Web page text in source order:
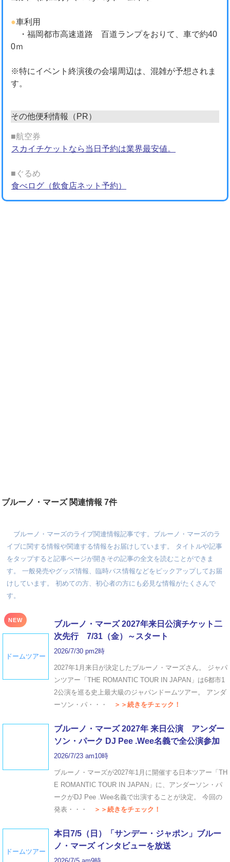
●車利用
・福岡都市高速道路 百道ランプをおりて、車で約40
0ｍ
※特にイベント終演後の会場周辺は、混雑が予想されま
す。
その他便利情報（PR）
■航空券
スカイチケットなら当日予約は業界最安値。
■ぐるめ
食べログ（飲食店ネット予約）
ブルーノ・マーズ 関連情報 7件
ブルーノ・マーズのライブ関連情報記事です。ブルーノ・マーズのラ
イブに関する情報や関連する情報をお届けしています。 タイトルや記事
をタップすると記事ページが開きその記事の全文を読むことができま
す。 一般発売やグッズ情報、臨時バス情報などをピックアップしてお届
けしています。 初めての方、初心者の方にも必見な情報がたくさんで
す。
NEW
ドームツアー
ブルーノ・マーズ 2027年来日公演チケット二
次先行 7/31（金）～スタート
2026/7/30 pm2時
2027年1月来日が決定したブルーノ・マーズさん。 ジャパ
ンツアー「THE ROMANTIC TOUR IN JAPAN」は6都市1
2公演を巡る史上最大級のジャパンドームツアー。 アンダ
ーソン・パ・・・
＞＞続きをチェック！
ブルーノ・マーズ 2027年 来日公演 アンダー
ソン・パーク DJ Pee .Wee名義で全公演参加
2026/7/23 am10時
ブルーノ・マーズが2027年1月に開催する日本ツアー「TH
E ROMANTIC TOUR IN JAPAN」に、アンダーソン・パ
ークがDJ Pee .Wee名義で出演することが決定。 今回の
発表・・・
＞＞続きをチェック！
ドームツアー
本日7/5（日）「サンデー・ジャポン」ブルー
ノ・マーズ インタビューを放送